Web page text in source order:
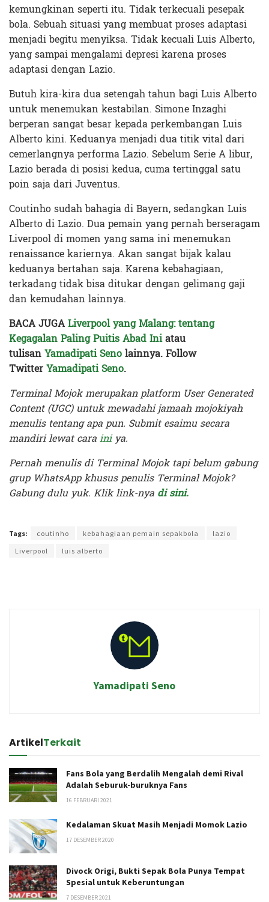
kemungkinan seperti itu. Tidak terkecuali pesepak
bola. Sebuah situasi yang membuat proses adaptasi
menjadi begitu menyiksa. Tidak kecuali Luis Alberto,
yang sampai mengalami depresi karena proses
adaptasi dengan Lazio.
Butuh kira-kira dua setengah tahun bagi Luis Alberto
untuk menemukan kestabilan. Simone Inzaghi
berperan sangat besar kepada perkembangan Luis
Alberto kini. Keduanya menjadi dua titik vital dari
cemerlangnya performa Lazio. Sebelum Serie A libur,
Lazio berada di posisi kedua, cuma tertinggal satu
poin saja dari Juventus.
Coutinho sudah bahagia di Bayern, sedangkan Luis
Alberto di Lazio. Dua pemain yang pernah berseragam
Liverpool di momen yang sama ini menemukan
renaissance kariernya. Akan sangat bijak kalau
keduanya bertahan saja. Karena kebahagiaan,
terkadang tidak bisa ditukar dengan gelimang gaji
dan kemudahan lainnya.
BACA JUGALiverpool yang Malang: tentang
Kegagalan Paling Puitis Abad Iniatau
tulisanYamadipati Senolainnya. Follow
TwitterYamadipati Seno.
Terminal Mojok merupakan platform User Generated
Content (UGC) untuk mewadahi jamaah mojokiyah
menulis tentang apa pun. Submit esaimu secara
mandiri lewat carainiya.
Pernah menulis di Terminal Mojok tapi belum gabung
grup WhatsApp khusus penulis Terminal Mojok?
Gabung dulu yuk. Klik link-nya di sini.
Tags: coutinho kebahagiaan pemain sepakbola
lazio
Liverpool
luis alberto
Yamadipati Seno
ArtikelTerkait
Fans Bola yang Berdalih Mengalah demi Rival
Adalah Seburuk-buruknya Fans
16 FEBRUARI 2021
Kedalaman Skuat Masih Menjadi Momok Lazio
17 DESEMBER 2020
Divock Origi, Bukti Sepak Bola Punya Tempat
Spesial untuk Keberuntungan
7 DESEMBER 2021